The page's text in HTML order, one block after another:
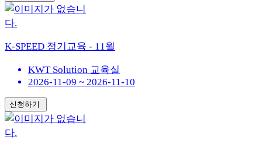
K-SPEED 정기교육 - 11월
KWT Solution 교육실
2026-11-09 ~ 2026-11-10
신청하기